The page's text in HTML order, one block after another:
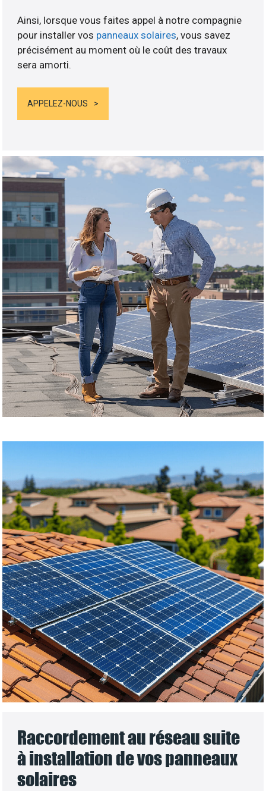
Ainsi, lorsque vous faites appel à notre compagnie
pour installer vos panneaux solaires, vous savez
précisément au moment où le coût des travaux
sera amorti.
APPELEZ-NOUS
Raccordement au réseau suite
à installation de vos panneaux
solaires